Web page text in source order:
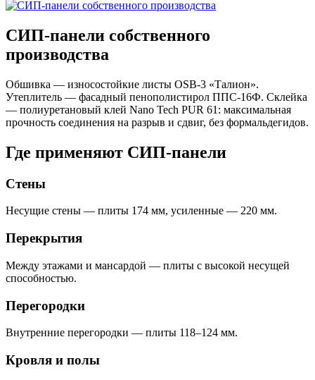
СИП-панели собственного
производства
Обшивка — износостойкие листы OSB-3 «Талион».
Утеплитель — фасадный пенополистирол ППС-16Ф. Склейка
— полиуретановый клей Nano Tech PUR 61: максимальная
прочность соединения на разрыв и сдвиг, без формальдегидов.
Где применяют СИП-панели
Стены
Несущие стены — плиты 174 мм, усиленные — 220 мм.
Перекрытия
Между этажами и мансардой — плиты с высокой несущей
способностью.
Перегородки
Внутренние перегородки — плиты 118–124 мм.
Кровля и полы